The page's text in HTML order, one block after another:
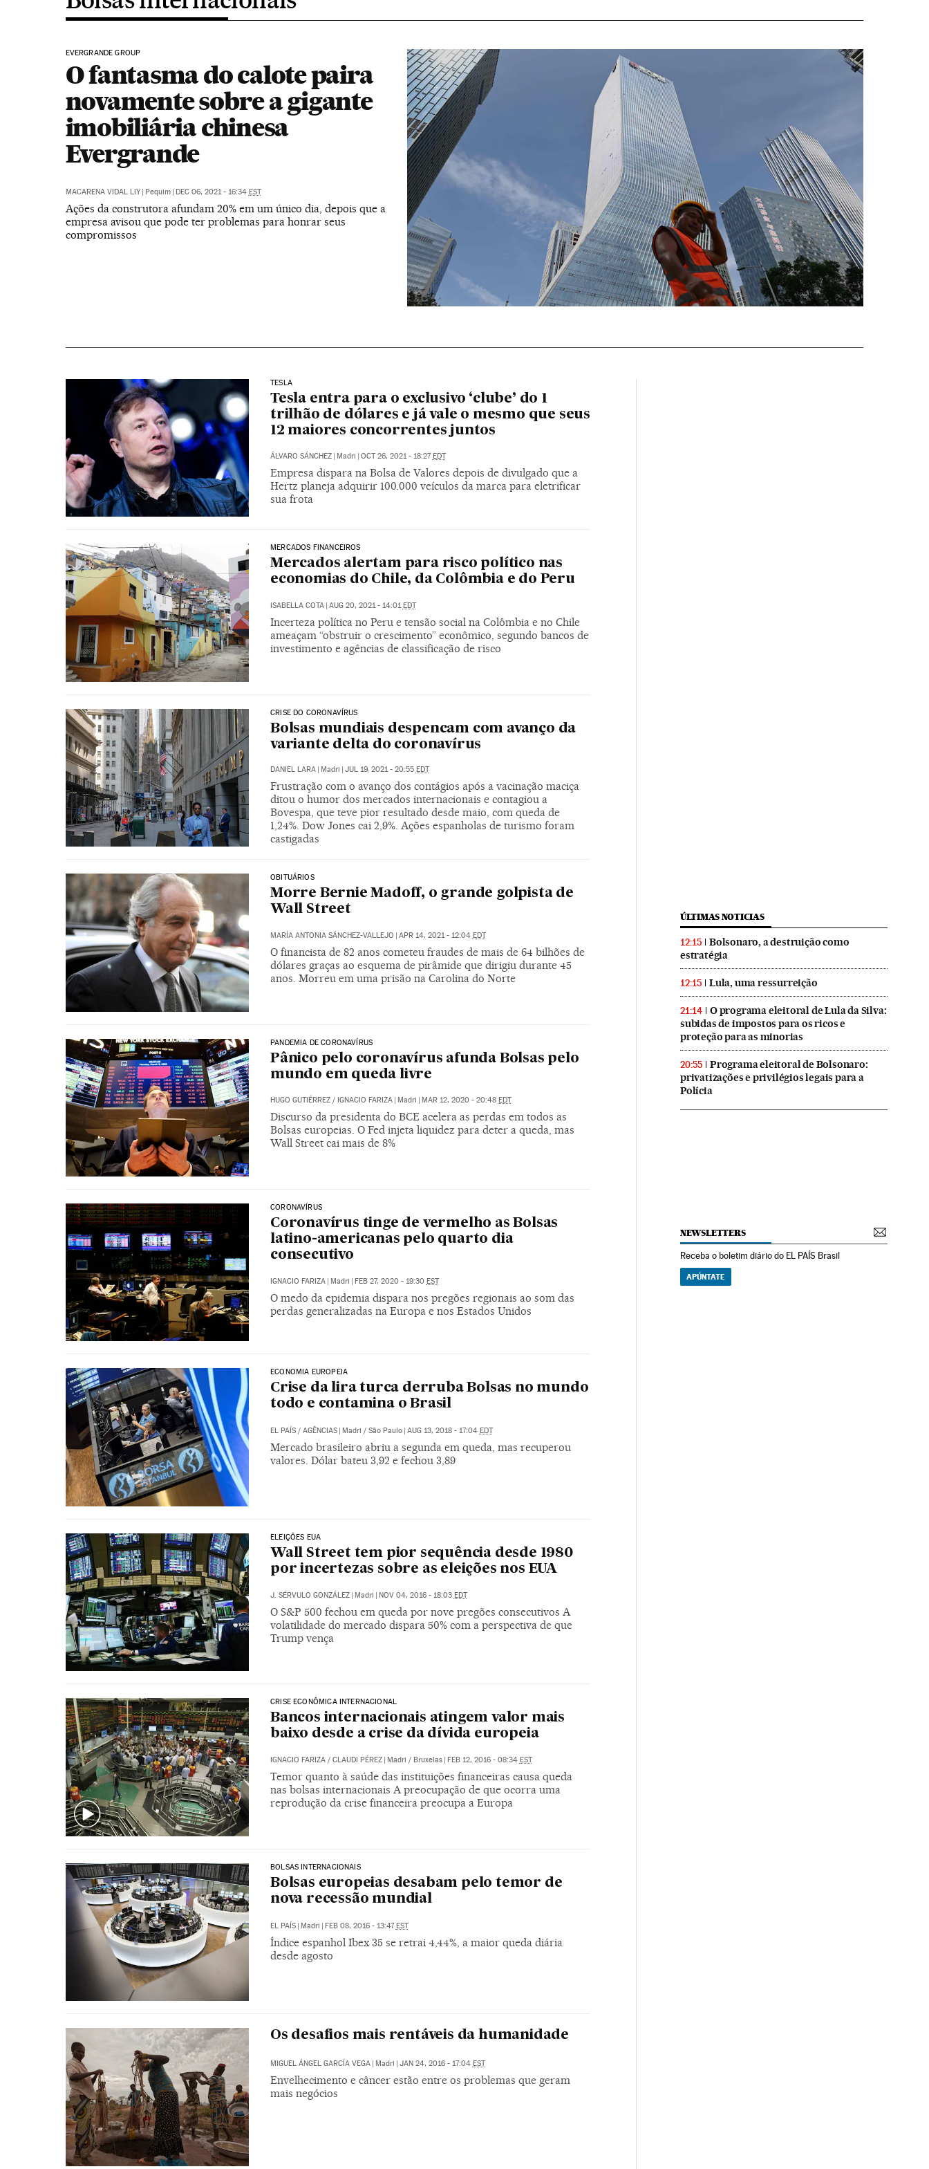
EVERGRANDE GROUP
O fantasma do calote paira
novamente sobre a gigante
imobiliária chinesa
Evergrande
MACARENA VIDAL LIY | Pequim | DEC 06, 2021 - 16:34 EST
Ações da construtora afundam 20% em um único dia, depois que a
empresa avisou que pode ter problemas para honrar seus
compromissos
TESLA
Tesla entra para o exclusivo ‘clube’ do 1
trilhão de dólares e já vale o mesmo que seus
12 maiores concorrentes juntos
ÁLVARO SÁNCHEZ | Madri | OCT 26, 2021 - 18:27EDT
Empresa dispara na Bolsa de Valores depois de divulgado que a
Hertz planeja adquirir 100.000 veículos da marca para eletrificar
sua frota
MERCADOS FINANCEIROS
Mercados alertam para risco político nas
economias do Chile, da Colômbia e do Peru
ISABELLA COTA AUG 20, 2021 - 14:01 EDT
Incerteza política no Peru e tensão social na Colômbia e no Chile
ameaçam “obstruir o crescimento” econômico, segundo bancos de
investimento e agências de classificação de risco
CRISE DO CORONAVÍRUS
Bolsas mundiais despencam com avanço da
variante delta do coronavírus
DANIEL LARA | Madri | JUL 19, 2021 - 20:55 EDT
Frustração com o avanço dos contágios após a vacinação maciça
ditou o humor dos mercados internacionais e contagiou a
Bovespa, que teve pior resultado desde maio, com queda de
1,24%. Dow Jones cai 2,9%. Ações espanholas de turismo foram
castigadas
OBITUÁRIOS
Morre Bernie Madoff, o grande golpista de
Wall Street
MARÍA ANTONIA SÁNCHEZ-VALLEJO APR 14, 2021 - 12:04 EDT
O financista de 82 anos cometeu fraudes de mais de 64 bilhões de
dólares graças ao esquema de pirâmide que dirigiu durante 45
anos. Morreu em uma prisão na Carolina do Norte
PANDEMIA DE CORONAVÍRUS
Pânico pelo coronavírus afunda Bolsas pelo
mundo em queda livre
HUGO GUTIÉRREZ/ IGNACIO FARIZA Madri MAR 12, 2020 - 20:48 EDT
Discurso da presidenta do BCE acelera as perdas em todos as
Bolsas europeias. O Fed injeta liquidez para deter a queda, mas
Wall Street cai mais de 8%
CORONAVÍRUS
Coronavírus tinge de vermelho as Bolsas
latino-americanas pelo quarto dia
consecutivo
IGNACIO FARIZA | Madri | FEB 27, 2020 - 19:30 EST
O medo da epidemia dispara nos pregões regionais ao som das
perdas generalizadas na Europa e nos Estados Unidos
ECONOMIA EUROPEIA
Crise da lira turca derruba Bolsas no mundo
todo e contamina o Brasil
EL PAÍS/ AGÊNCIAS Madri / São Paulo AUG 13, 2018 - 17:04 EDT
Mercado brasileiro abriu a segunda em queda, mas recuperou
valores. Dólar bateu 3,92 e fechou 3,89
ELEIÇÕES EUA
Wall Street tem pior sequência desde 1980
por incertezas sobre as eleições nos EUA
J. SÉRVULO GONZÁLEZ | Madri | NOV 04, 2016 - 18:03 EDT
O S&P 500 fechou em queda por nove pregões consecutivos A
volatilidade do mercado dispara 50% com a perspectiva de que
Trump vença
CRISE ECONÔMICA INTERNACIONAL
Bancos internacionais atingem valor mais
baixo desde a crise da dívida europeia
IGNACIO FARIZA/ CLAUDI PÉREZ Madri / Bruxelas FEB 12, 2016 - 08:34 EST
Temor quanto à saúde das instituições financeiras causa queda
nas bolsas internacionais A preocupação de que ocorra uma
reprodução da crise financeira preocupa a Europa
BOLSAS INTERNACIONAIS
Bolsas europeias desabam pelo temor de
nova recessão mundial
EL PAÍS | Madri | FEB 08, 2016 - 13:47EST
Índice espanhol Ibex 35 se retrai 4,44%, a maior queda diária
desde agosto
Os desafios mais rentáveis da humanidade
MIGUEL ÁNGEL GARCÍA VEGA | Madri | JAN 24, 2016 - 17:04 EST
Envelhecimento e câncer estão entre os problemas que geram
mais negócios
ÚLTIMAS NOTICIAS
12:15
Bolsonaro, a destruição como
estratégia
12:15 Lula, uma ressurreição
21:14
O programa eleitoral de Lula da Silva:
subidas de impostos para os ricos e
proteção para as minorias
20:55
Programa eleitoral de Bolsonaro:
privatizações e privilégios legais para a
Polícia
NEWSLETTERS
Receba o boletim diário do EL PAÍS Brasil
APÚNTATE